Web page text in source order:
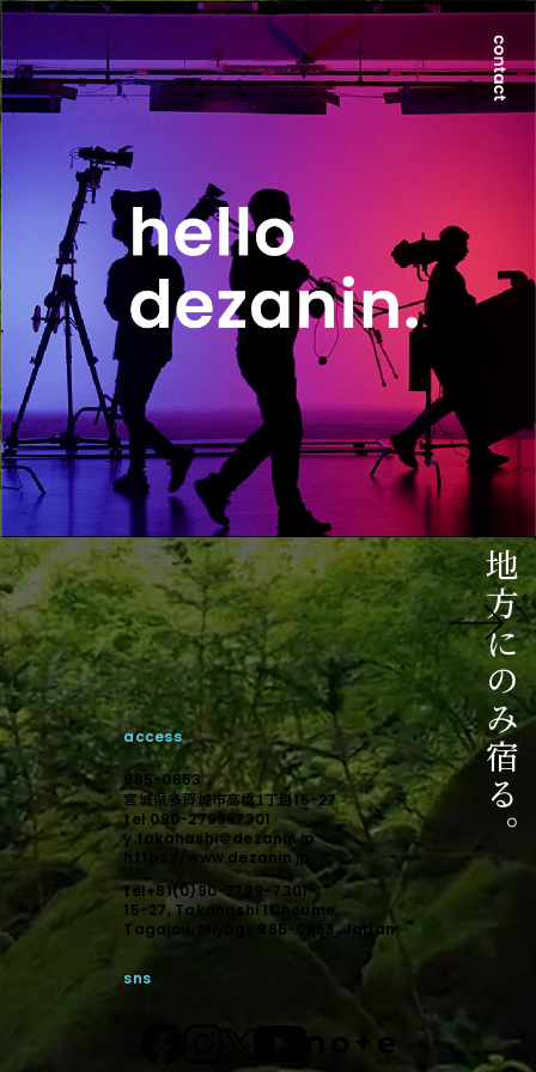
世界が求める本質は、地方にのみ宿る。
相談からのスタートでも構いません。
未来に向けて顕在化しましょう。
ご相談はこちら
デザインで顕在化する。
access
985-0853
宮城県多賀城市高橋1丁目15-27
tel.090-2799-7301
y.takahashi＠dezanin.jp
https://www.dezanin.jp
tel+81(0)90-2799-7301
15-27, Takahashi 1Choume,
Tagajou, Miyagi, 985-0853. Japan
sns